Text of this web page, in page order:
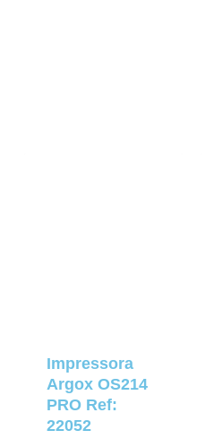
Impressora
Argox OS214
PRO Ref:
22052